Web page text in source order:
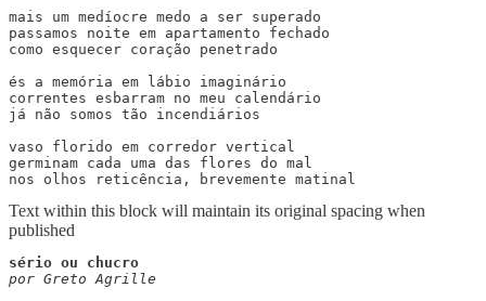
mais um medíocre medo a ser superado
passamos noite em apartamento fechado
como esquecer coração penetrado
és a memória em lábio imaginário
correntes esbarram no meu calendário
já não somos tão incendiários
vaso florido em corredor vertical
germinam cada uma das flores do mal
nos olhos reticência, brevemente matinal
Text within this block will maintain its original spacing when
published
sério ou chucro
por Greto Agrille